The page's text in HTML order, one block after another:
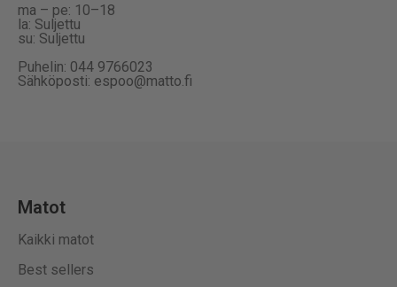
ma – pe: 10–18
la: Suljettu
su: Suljettu
Puhelin: 044 9766023
Sähköposti: espoo@matto.fi
Matot
Kaikki matot
Best sellers